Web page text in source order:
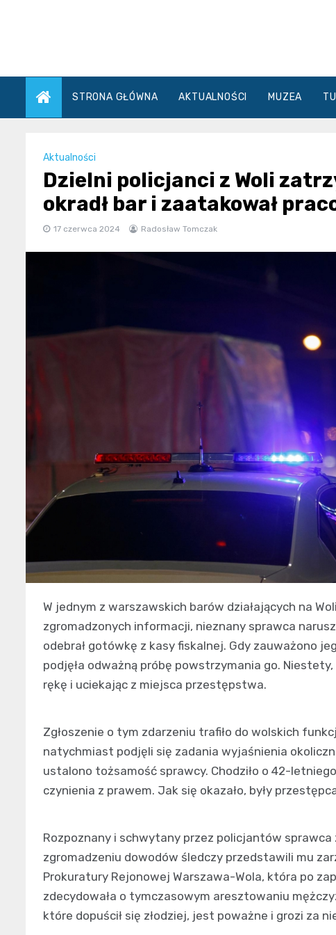
STRONA GŁÓWNA AKTUALNOŚCI MUZEA
Aktualności
Dzielni policjanci z Woli
okradł bar i zaatakował
17 czerwca 2024 Radosław Tomczak
W jednym z warszawskich barów działających na
zgromadzonych informacji, nieznany sprawca
odebrał gotówkę z kasy fiskalnej. Gdy zauważono
podjęła odważną próbę powstrzymania go.
rękę i uciekając z miejsca przestępstwa.
Zgłoszenie o tym zdarzeniu trafiło do wolskich
natychmiast podjęli się zadania wyjaśnienia
ustalono tożsamość sprawcy. Chodziło o 42-
czynienia z prawem. Jak się okazało, były
Rozpoznany i schwytany przez policjantów sprawca
zgromadzeniu dowodów śledczy przedstawili mu
Prokuratury Rejonowej Warszawa-Wola, która po
zdecydowała o tymczasowym aresztowaniu
które dopuścił się złodziej, jest poważne i grozi za